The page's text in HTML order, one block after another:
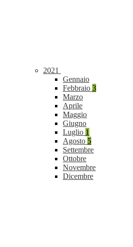
2021
Gennaio
Febbraio 3
Marzo
Aprile
Maggio
Giugno
Luglio 1
Agosto 5
Settembre
Ottobre
Novembre
Dicembre